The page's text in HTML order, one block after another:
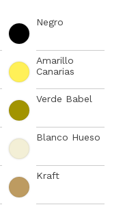
Negro
Amarillo
Canarias
Verde Babel
Blanco Hueso
Kraft